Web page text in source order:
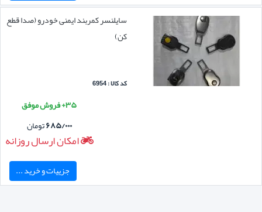
سایلنسر کمربند ایمنی خودرو (صدا قطع
کن)
کد کالا : 6954
۳۵+ فروش موفق
۶۸۵/۰۰۰تومان
امکان ارسال روزانه
جزییات و خرید ...